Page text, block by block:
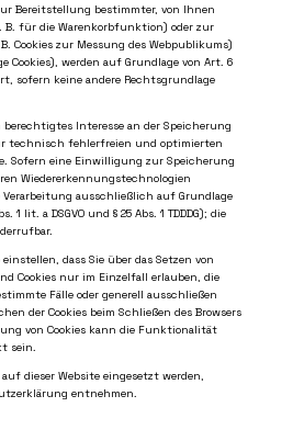
Bereitstellung bestimmter, von Ihnen
für die Warenkorbfunktion) oder zur
Cookies zur Messung des Webpublikums)
Cookies), werden auf Grundlage von Art. 6
sofern keine andere Rechtsgrundlage
berechtigtes Interesse an der Speicherung
technisch fehlerfreien und optimierten
Sofern eine Einwilligung zur Speicherung
Wiedererkennungstechnologien
ausschließlich auf Grundlage
lit. a DSGVO und § 25 Abs. 1 TDDDG); die
dass Sie über das Setzen von
Cookies nur im Einzelfall erlauben, die
Fälle oder generell ausschließen
der Cookies beim Schließen des Browsers
von Cookies kann die Funktionalität
sein.
dieser Website eingesetzt werden,
entnehmen.